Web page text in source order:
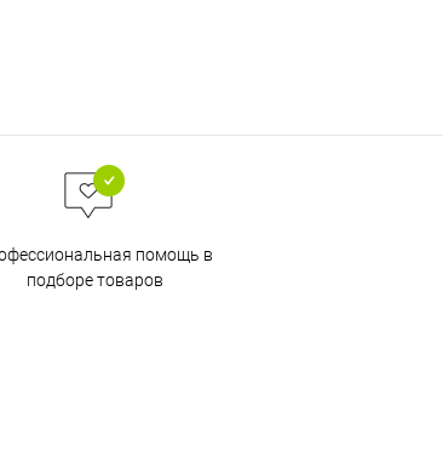
помощь в
подборе товаров